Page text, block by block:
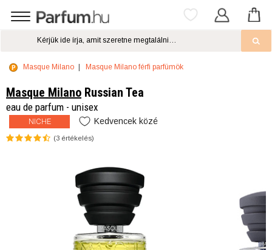
Masque Milano Masque Milano férfi parfümök
Masque Milano Russian Tea
eau de parfum - unisex
NICHE Kedvencek közé
(3 értékelés)